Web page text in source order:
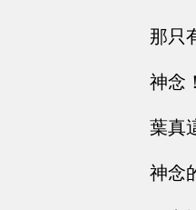
那只
神念！
葉真
神念